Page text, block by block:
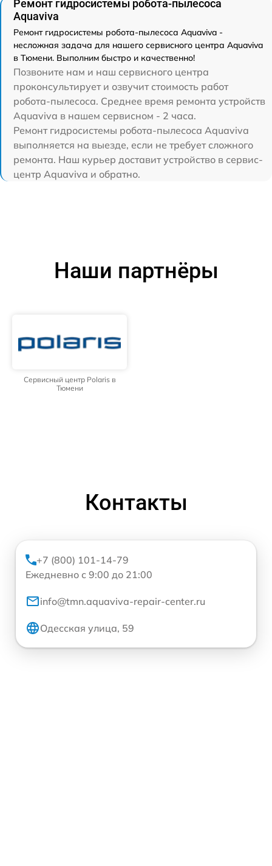
Ремонт гидросистемы робота-пылесоса
Aquaviva
Ремонт гидросистемы робота-пылесоса Aquaviva -
несложная задача для нашего сервисного центра Aquaviva
в Тюмени. Выполним быстро и качественно!
Позвоните нам и наш сервисного центра
проконсультирует и озвучит стоимость работ
робота-пылесоса. Среднее время ремонта устройств
Aquaviva в нашем сервисном - 2 часа.
Ремонт гидросистемы робота-пылесоса Aquaviva
выполняется на выезде, если не требует сложного
ремонта. Наш курьер доставит устройство в сервис-
центр Aquaviva и обратно.
Наши партнёры
Сервисный центр Polaris в
Тюмени
Контакты
+7 (800) 101-14-79
Ежедневно с 9:00 до 21:00
info@tmn.aquaviva-repair-center.ru
Одесская улица, 59